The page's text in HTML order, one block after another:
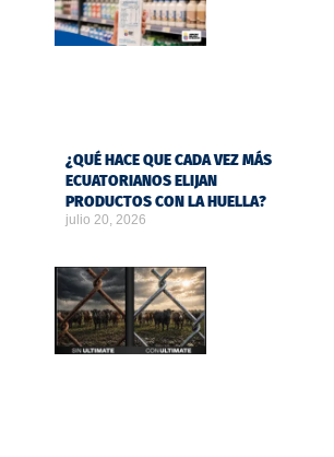
¿QUÉ HACE QUE CADA VEZ MÁS
ECUATORIANOS ELIJAN
PRODUCTOS CON LA HUELLA?
julio 20, 2026